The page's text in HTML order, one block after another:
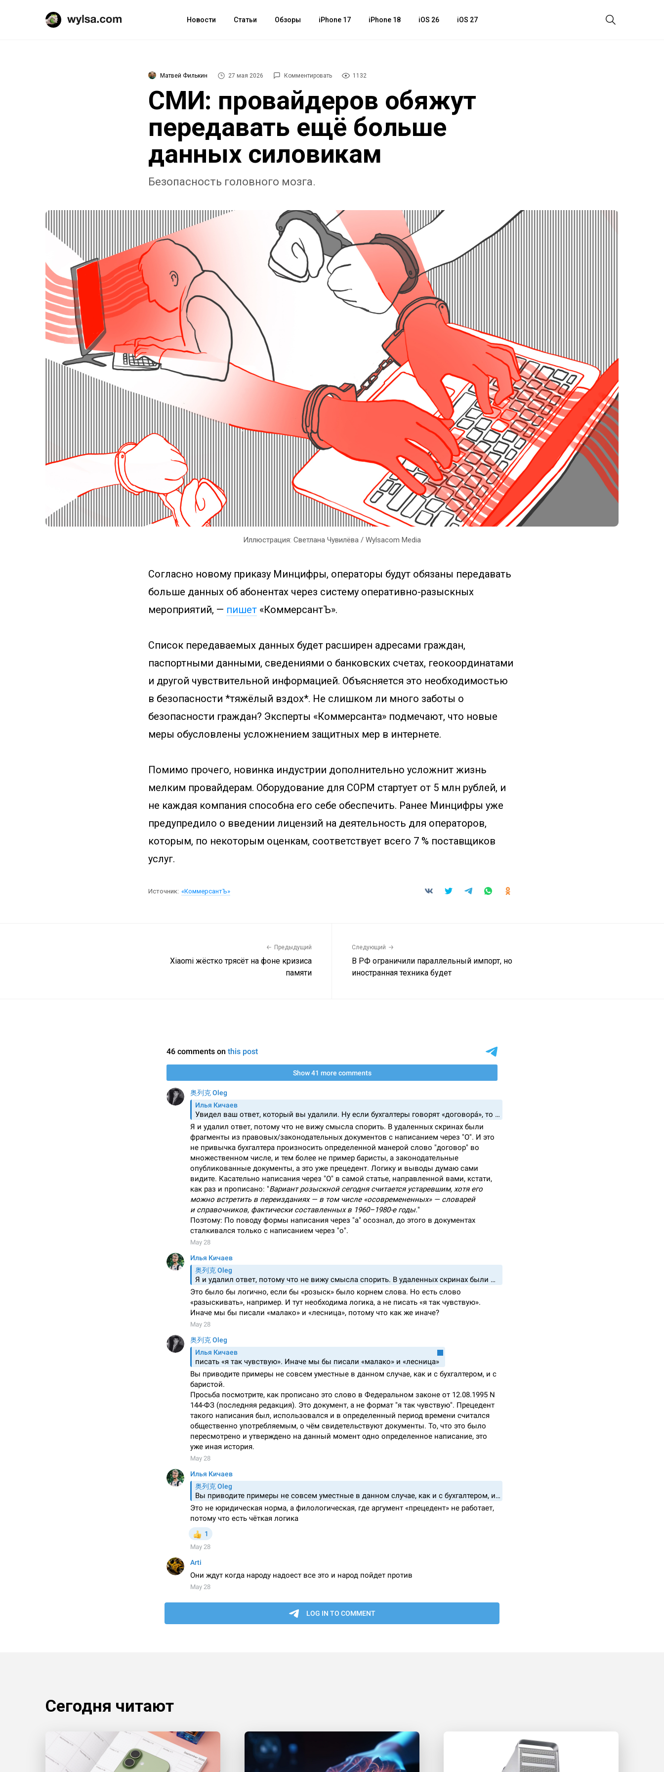
Новости Статьи Обзоры iPhone 17 iPhone 18 iOS 26 iOS 27
Матвей Филькин 27 мая 2026 Комментировать 1132
СМИ: провайдеров обяжут
передавать ещё больше
данных силовикам
Безопасность головного мозга.
Иллюстрация: Светлана Чувилёва / Wylsacom Media
Согласно новому приказу Минцифры, операторы будут обязаны передавать
больше данных об абонентах через систему оперативно-разыскных
мероприятий, — пишет «КоммерсантЪ».
Список передаваемых данных будет расширен адресами граждан,
паспортными данными, сведениями о банковских счетах, геокоординатами
и другой чувствительной информацией. Объясняется это необходимостью
в безопасности *тяжёлый вздох*. Не слишком ли много заботы о
безопасности граждан? Эксперты «Коммерсанта» подмечают, что новые
меры обусловлены усложнением защитных мер в интернете.
Помимо прочего, новинка индустрии дополнительно усложнит жизнь
мелким провайдерам. Оборудование для СОРМ стартует от 5 млн рублей, и
не каждая компания способна его себе обеспечить. Ранее Минцифры уже
предупредило о введении лицензий на деятельность для операторов,
которым, по некоторым оценкам, соответствует всего 7 % поставщиков
услуг.
Источник: «КоммерсантЪ»
Предыдущий
Xiaomi жёстко трясёт на фоне кризиса
памяти
Следующий
В РФ ограничили параллельный импорт, но
иностранная техника будет
Сегодня читают